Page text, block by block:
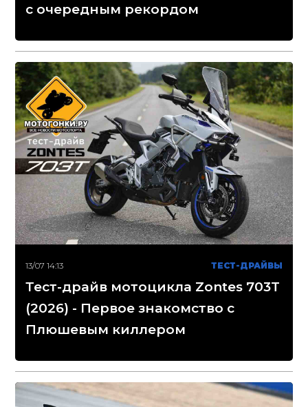
с очередным рекордом
13/07 14:13 ТЕСТ-ДРАЙВЫ
Тест-драйв мотоцикла Zontes 703T
(2026) - Первое знакомство с
Плюшевым киллером